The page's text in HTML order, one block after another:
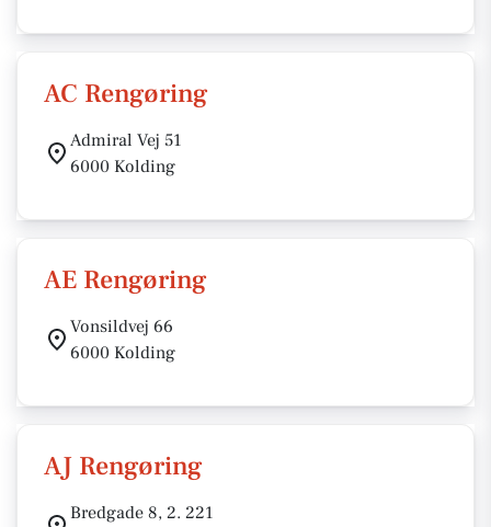
AC Rengøring
Admiral Vej 51
6000 Kolding
AE Rengøring
Vonsildvej 66
6000 Kolding
AJ Rengøring
Bredgade 8, 2. 221